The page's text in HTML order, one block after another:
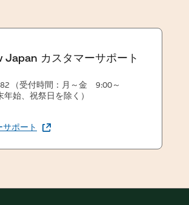
Japan カスタマーサポート
（受付時間：月～金 9:00～
始、祝祭日を除く）
ポート